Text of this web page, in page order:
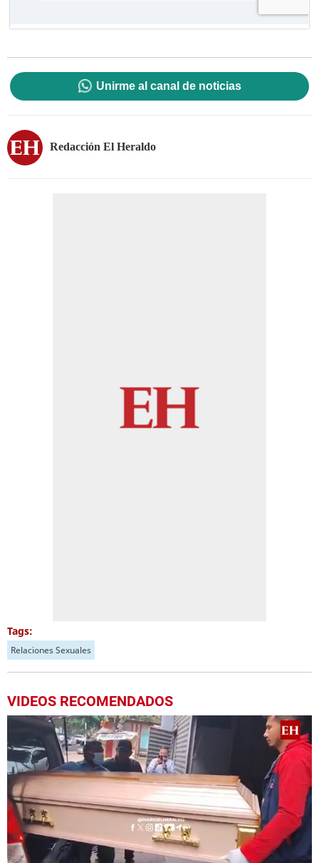
Unirme al canal de noticias
Redacción El Heraldo
Tags:
Relaciones Sexuales
VIDEOS RECOMENDADOS